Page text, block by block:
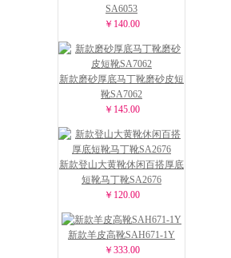
SA6053
￥140.00
新款磨砂厚底马丁靴磨砂皮短
靴SA7062
￥145.00
新款登山大黄靴休闲百搭厚底
短靴马丁靴SA2676
￥120.00
新款羊皮高靴SAH671-1Y
￥333.00